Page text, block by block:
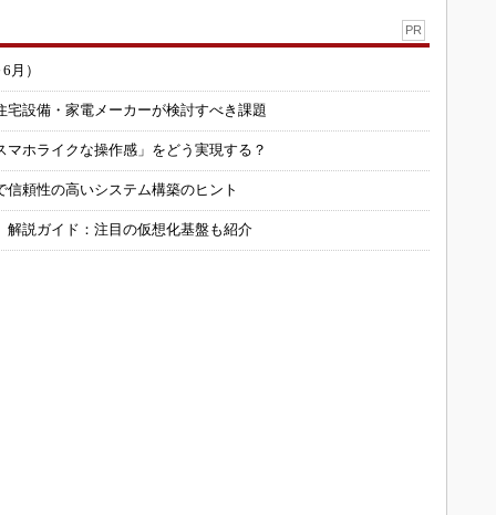
PR
月）
設備・家電メーカーが検討すべき課題
ホライクな操作感」をどう実現する？
頼性の高いシステム構築のヒント
説ガイド：注目の仮想化基盤も紹介